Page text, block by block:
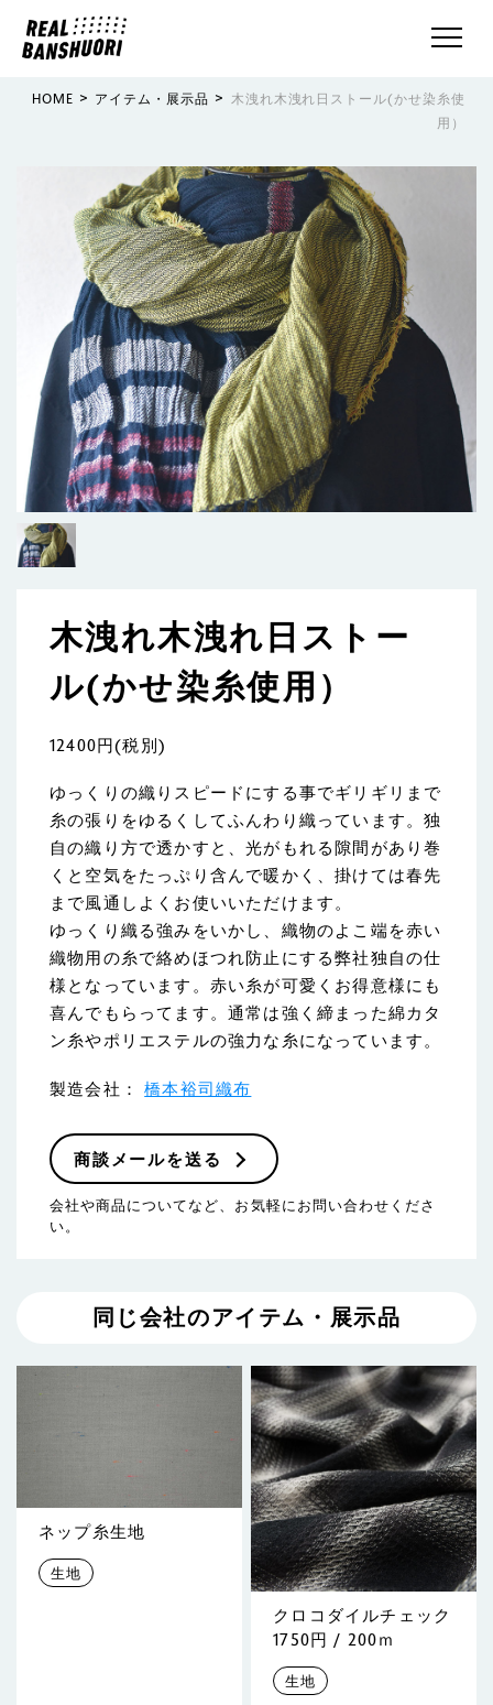
HOME > アイテム・展示品 > 木洩れ木洩れ日ストール(かせ染糸使
用）
木洩れ木洩れ日ストー
ル(かせ染糸使用）
12400円(税別)
ゆっくりの織りスピードにする事でギリギリまで
糸の張りをゆるくしてふんわり織っています。独
自の織り方で透かすと、光がもれる隙間があり巻
くと空気をたっぷり含んで暖かく、掛けては春先
まで風通しよくお使いいただけます。
ゆっくり織る強みをいかし、織物のよこ端を赤い
織物用の糸で絡めほつれ防止にする弊社独自の仕
様となっています。赤い糸が可愛くお得意様にも
喜んでもらってます。通常は強く締まった綿カタ
ン糸やポリエステルの強力な糸になっています。
製造会社：橋本裕司織布
商談メールを送る
会社や商品についてなど、お気軽にお問い合わせくださ
い。
同じ会社のアイテム・展示品
ネップ糸生地
生地
クロコダイルチェック
1750円 / 200ｍ
生地